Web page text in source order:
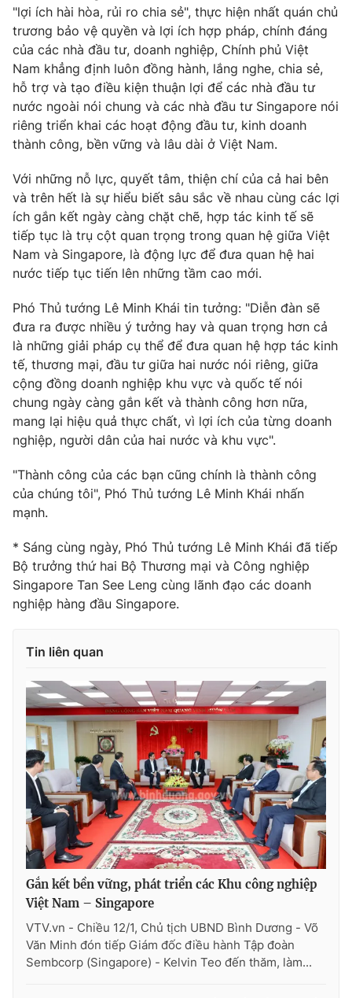
"lợi ích hài hòa, rủi ro chia sẻ", thực hiện nhất quán chủ
trương bảo vệ quyền và lợi ích hợp pháp, chính đáng
của các nhà đầu tư, doanh nghiệp, Chính phủ Việt
Nam khẳng định luôn đồng hành, lắng nghe, chia sẻ,
hỗ trợ và tạo điều kiện thuận lợi để các nhà đầu tư
nước ngoài nói chung và các nhà đầu tư Singapore nói
riêng triển khai các hoạt động đầu tư, kinh doanh
thành công, bền vững và lâu dài ở Việt Nam.
Với những nỗ lực, quyết tâm, thiện chí của cả hai bên
và trên hết là sự hiểu biết sâu sắc về nhau cùng các lợi
ích gắn kết ngày càng chặt chẽ, hợp tác kinh tế sẽ
tiếp tục là trụ cột quan trọng trong quan hệ giữa Việt
Nam và Singapore, là động lực để đưa quan hệ hai
nước tiếp tục tiến lên những tầm cao mới.
Phó Thủ tướng Lê Minh Khái tin tưởng: "Diễn đàn sẽ
đưa ra được nhiều ý tưởng hay và quan trọng hơn cả
là những giải pháp cụ thể để đưa quan hệ hợp tác kinh
tế, thương mại, đầu tư giữa hai nước nói riêng, giữa
cộng đồng doanh nghiệp khu vực và quốc tế nói
chung ngày càng gắn kết và thành công hơn nữa,
mang lại hiệu quả thực chất, vì lợi ích của từng doanh
nghiệp, người dân của hai nước và khu vực".
"Thành công của các bạn cũng chính là thành công
của chúng tôi", Phó Thủ tướng Lê Minh Khái nhấn
mạnh.
* Sáng cùng ngày, Phó Thủ tướng Lê Minh Khái đã tiếp
Bộ trưởng thứ hai Bộ Thương mại và Công nghiệp
Singapore Tan See Leng cùng lãnh đạo các doanh
nghiệp hàng đầu Singapore.
Tin liên quan
Gắn kết bền vững, phát triển các Khu công nghiệp
Việt Nam – Singapore
VTV.vn - Chiều 12/1, Chủ tịch UBND Bình Dương - Võ
Văn Minh đón tiếp Giám đốc điều hành Tập đoàn
Sembcorp (Singapore) - Kelvin Teo đến thăm, làm...